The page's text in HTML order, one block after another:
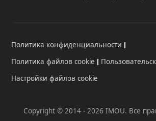
Политика конфиденциальности
Политика файлов cookie
Настройки файлов cookie
Copyright © 2014 - 2026 IMOU. Все